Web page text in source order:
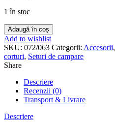
1 în stoc
Adaugă în coș
Add to wishlist
SKU: 072/063 Categorii: Accesorii,
corturi, Seturi de campare
Share
Descriere
Recenzii (0)
Transport & Livrare
Descriere